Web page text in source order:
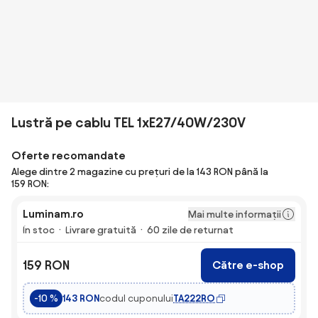
Lustră pe cablu TEL 1xE27/40W/230V
Oferte recomandate
Alege dintre 2 magazine cu prețuri de la 143 RON până la
159 RON:
Luminam.ro
Mai multe informații
În stoc
Livrare gratuită 60 zile de returnat
159 RON Către e-shop
-10 % 143 RON codul cuponuluiTA222RO